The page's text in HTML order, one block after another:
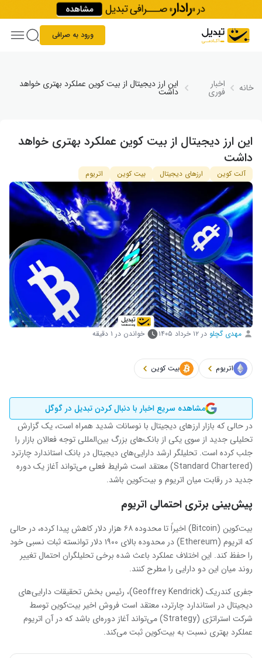
Skip to content
ورود به صرافی
خانه اخبار
فوری
این ارز دیجیتال از بیت کوین عملکرد بهتری خواهد
داشت
این ارز دیجیتال از بیت کوین عملکرد بهتری خواهد
داشت
آلت کوین ارزهای دیجیتال بیت کوین اتریوم
مهدی گچلو در ۱۲ خرداد ۱۴۰۵ خواندن در ۱ دقیقه
اتریوم بیت کوین
مشاهده سریع اخبار با دنبال کردن تبدیل در گوگل
در حالی که بازار ارزهای دیجیتال با نوسانات شدید همراه است، یک گزارش
تحلیلی جدید از سوی یکی از بانک‌های بزرگ بین‌المللی توجه فعالان بازار را
جلب کرده است. تحلیلگر ارشد دارایی‌های دیجیتال در بانک استاندارد چارترد
(Standard Chartered) معتقد است شرایط فعلی می‌تواند آغاز یک دوره
جدید در رقابت میان اتریوم و بیت‌کوین باشد.
پیش‌بینی برتری احتمالی اتریوم
بیت‌کوین (Bitcoin) اخیراً تا محدوده ۶۸ هزار دلار کاهش پیدا کرده، در حالی
که اتریوم (Ethereum) در محدوده بالای ۱۹۰۰ دلار توانسته ثبات نسبی خود
را حفظ کند. این اختلاف عملکرد باعث شده برخی تحلیلگران احتمال تغییر
روند میان این دو دارایی را مطرح کنند.
جفری کندریک (Geoffrey Kendrick)، رئیس بخش تحقیقات دارایی‌های
دیجیتال در استاندارد چارترد، معتقد است فروش اخیر بیت‌کوین توسط
شرکت استراتژی (Strategy) می‌تواند آغاز دوره‌ای باشد که در آن اتریوم
عملکرد بهتری نسبت به بیت‌کوین ثبت می‌کند.